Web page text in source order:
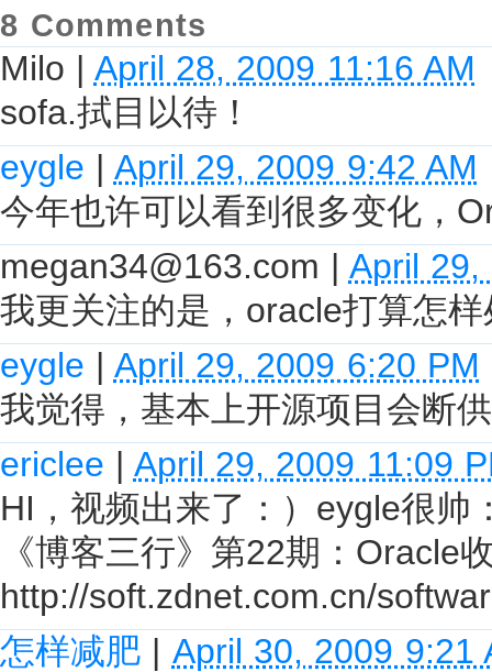
8 Comments
Milo | April 28, 2009 11:16 AM
sofa.拭目以待！
eygle | April 29, 2009 9:42 AM
今年也许可以看到很多变化，
megan34@163.com | April 29,
我更关注的是，oracle打算怎
eygle | April 29, 2009 6:20 PM
我觉得，基本上开源项目会断
ericlee | April 29, 2009 11:09
HI，视频出来了：）eygle很帅
《博客三行》第22期：Oracle
http://soft.zdnet.com.cn/
怎样减肥 | April 30, 2009 9:21